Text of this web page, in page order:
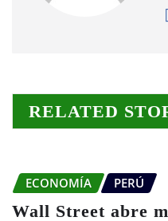
RELATED
ECONOMÍA PERÚ
Wall Street abre